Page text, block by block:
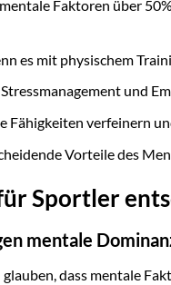
Faktoren über
es mit physischem
und
Fähigkeiten verfeinern
Vorteile des
Sportler
mentale
dass mentale